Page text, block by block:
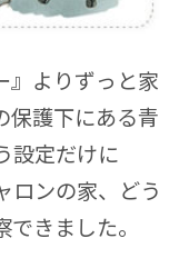
』よりずっと家
保護下にある青
設定だけに
ロンの家、どう
きました。